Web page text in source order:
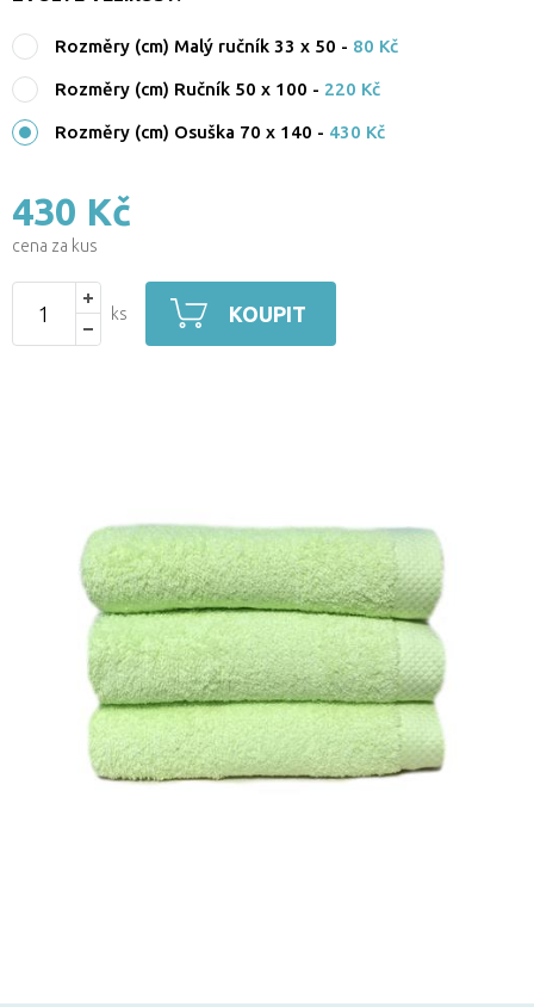
Rozměry (cm) Malý ručník 33 x 50 - 80 Kč
Rozměry (cm) Ručník 50 x 100 - 220 Kč
Rozměry (cm) Osuška 70 x 140 - 430 Kč
430 Kč
cena za kus
ks KOUPIT